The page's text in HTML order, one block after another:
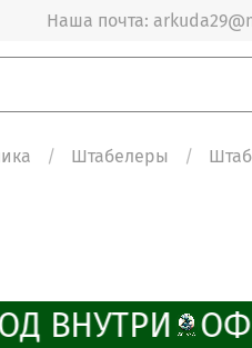
Наша почта:
Штабелеры
ВНУТРИ